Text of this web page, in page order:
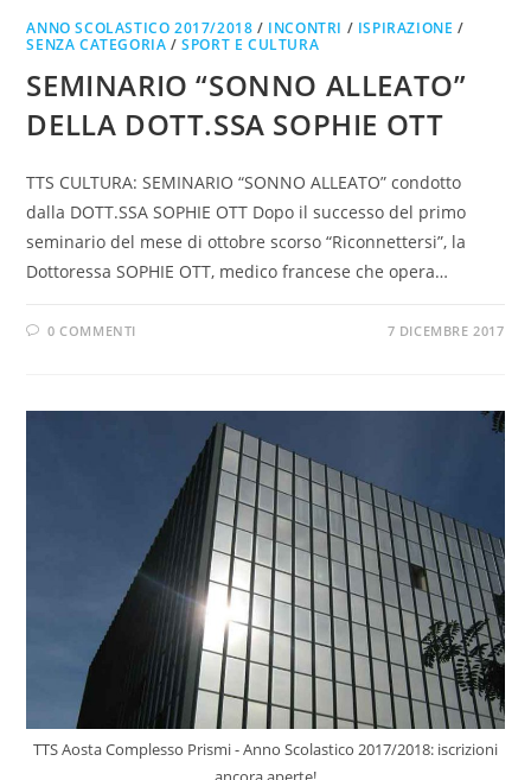
ANNO SCOLASTICO 2017/2018 / INCONTRI / ISPIRAZIONE /
SENZA CATEGORIA /SPORT E CULTURA
SEMINARIO “SONNO ALLEATO”
DELLA DOTT.SSA SOPHIE OTT
TTS CULTURA: SEMINARIO “SONNO ALLEATO” condotto
dalla DOTT.SSA SOPHIE OTT Dopo il successo del primo
seminario del mese di ottobre scorso “Riconnettersi”, la
Dottoressa SOPHIE OTT, medico francese che opera…
0 COMMENTI 7 DICEMBRE 2017
TTS Aosta Complesso Prismi - Anno Scolastico 2017/2018: iscrizioni